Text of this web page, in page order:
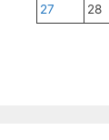
27
28